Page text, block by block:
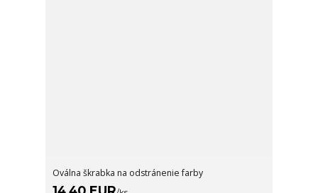
Oválna škrabka na odstránenie farby